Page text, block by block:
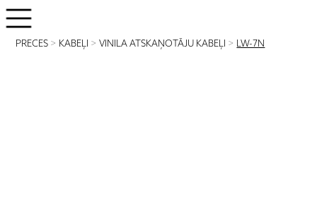
PRECES > KABEĻI >VINILA ATSKAŅOTĀJU KABEĻI > LW-7N